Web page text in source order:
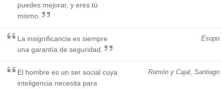
puedes mejorar, y eres tú
mismo.
Esopo
La insignificancia es siempre
una garantía de seguridad.
Ramón y Cajal, Santiago
El hombre es un ser social cuya
inteligencia necesita para